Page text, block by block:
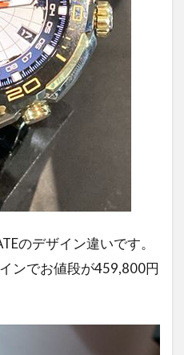
のデザイン違いです。
ンでお値段が459,800円